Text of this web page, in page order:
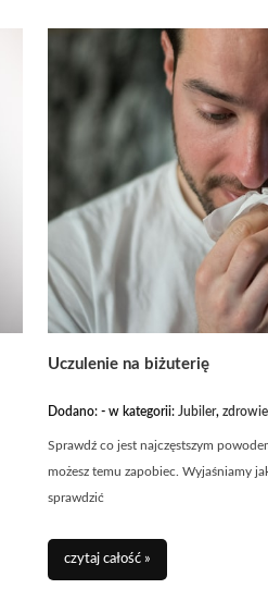
Uczulenie na biżuterię
Dodano:- w kategorii: Jubiler,zdrowie
Sprawdź co jest najczęstszym
możesz temu zapobiec. Wyjaśniamy
sprawdzić
czytaj całość »